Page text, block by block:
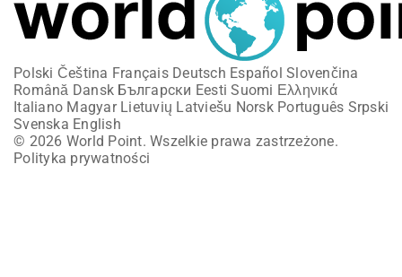
Polski Čeština Français Deutsch Español Slovenčina
Română Dansk Български Eesti Suomi Ελληνικά
Italiano Magyar Lietuvių Latviešu Norsk Português Srpski
Svenska English
© 2026 World Point. Wszelkie prawa zastrzeżone.
Polityka prywatności